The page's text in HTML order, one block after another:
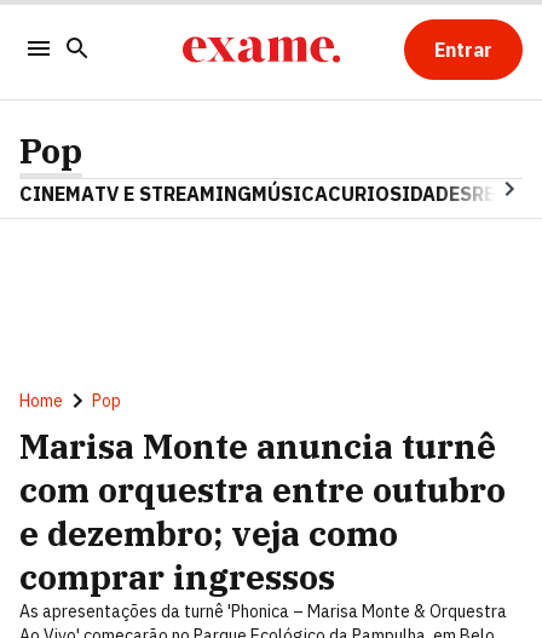
Entrar
Pop
CINEMATV E STREAMINGMÚSICACURIOSIDADES
Home Pop
Marisa Monte anuncia turnê
com orquestra entre outubro
e dezembro; veja como
comprar ingressos
As apresentações da turnê 'Phonica – Marisa Monte & Orquestra